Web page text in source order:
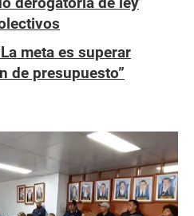
meta es superar
de presupuesto”